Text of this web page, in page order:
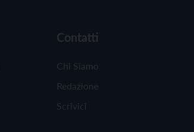
Contatti
Chi Siamo
Redazione
Scrivici